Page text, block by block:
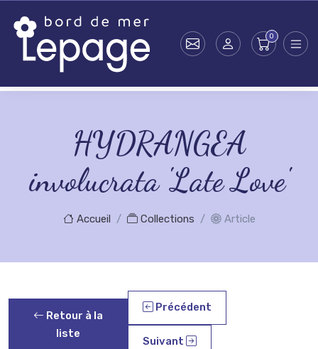
HYDRANGEA
involucrata 'Late Love'
Accueil Collections Article
Retour à la
liste
Précédent
Suivant